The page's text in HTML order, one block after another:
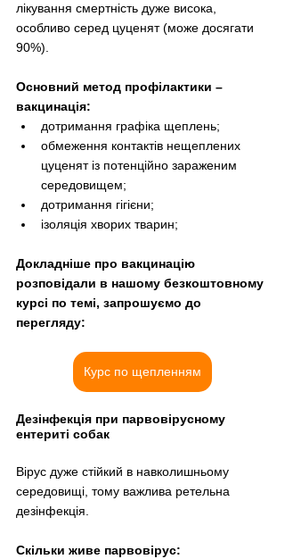
лікування смертність дуже висока,
особливо серед цуценят (може досягати
90%).
Основний метод профілактики –
вакцинація:
дотримання графіка щеплень;
обмеження контактів нещеплених
цуценят із потенційно зараженим
середовищем;
дотримання гігієни;
ізоляція хворих тварин;
Докладніше про вакцинацію
розповідали в нашому безкоштовному
курсі по темі, запрошуємо до
перегляду:
Курс по щепленням
Дезінфекція при парвовірусному
ентериті собак
Вірус дуже стійкий в навколишньому
середовищі, тому важлива ретельна
дезінфекція.
Скільки живе парвовірус: